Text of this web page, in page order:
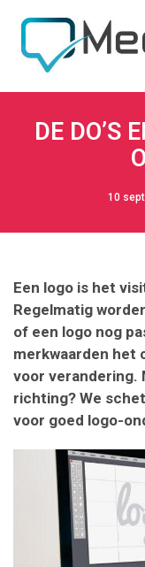
DE DO’S
10
Een logo is het
Regelmatig
of een logo nog
merkwaarden het
voor verandering.
richting? We
voor goed logo-